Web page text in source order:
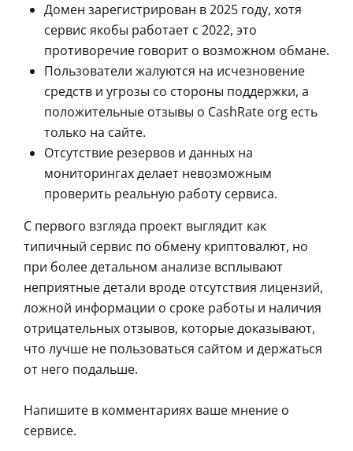
Домен зарегистрирован в 2025 году, хотя
сервис якобы работает с 2022, это
противоречие говорит о возможном обмане.
Пользователи жалуются на исчезновение
средств и угрозы со стороны поддержки, а
положительные отзывы о CashRate org есть
только на сайте.
Отсутствие резервов и данных на
мониторингах делает невозможным
проверить реальную работу сервиса.
С первого взгляда проект выглядит как
типичный сервис по обмену криптовалют, но
при более детальном анализе всплывают
неприятные детали вроде отсутствия лицензий,
ложной информации о сроке работы и наличия
отрицательных отзывов, которые доказывают,
что лучше не пользоваться сайтом и держаться
от него подальше.
Напишите в комментариях ваше мнение о
сервисе.